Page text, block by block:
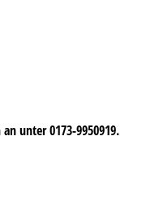
unter 0173-9950919.